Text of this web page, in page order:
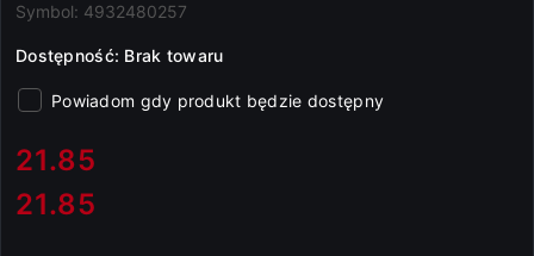
Symbol: 4932480257
Dostępność: Brak towaru
Powiadom gdy produkt będzie dostępny
cena:
21.85
Cena:
21.85